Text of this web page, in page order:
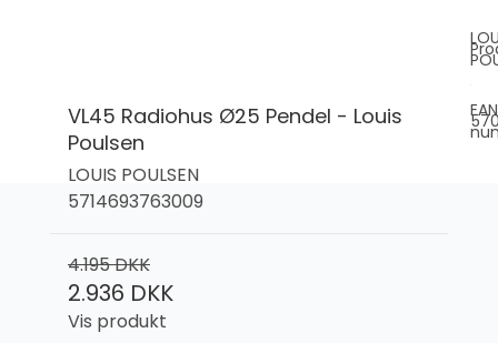
VL45 Radiohus Ø25 Pendel - Louis
Poulsen
LOUIS POULSEN
5714693763009
4.195 DKK
2.936 DKK
Vis produkt